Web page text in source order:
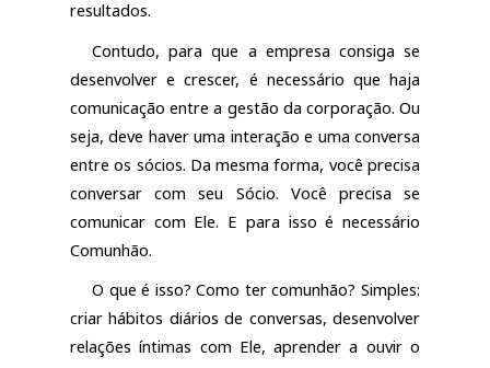
resultados.
Contudo, para que a empresa consiga se
desenvolver e crescer, é necessário que haja
comunicação entre a gestão da corporação. Ou
seja, deve haver uma interação e uma conversa
entre os sócios. Da mesma forma, você precisa
conversar com seu Sócio. Você precisa se
comunicar com Ele. E para isso é necessário
Comunhão.
O que é isso? Como ter comunhão? Simples:
criar hábitos diários de conversas, desenvolver
relações íntimas com Ele, aprender a ouvir o